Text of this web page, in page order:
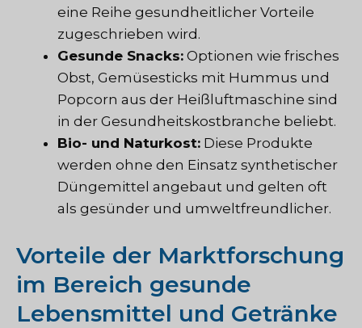
eine Reihe gesundheitlicher Vorteile
zugeschrieben wird.
Gesunde Snacks: Optionen wie frisches
Obst, Gemüsesticks mit Hummus und
Popcorn aus der Heißluftmaschine sind
in der Gesundheitskostbranche beliebt.
Bio- und Naturkost: Diese Produkte
werden ohne den Einsatz synthetischer
Düngemittel angebaut und gelten oft
als gesünder und umweltfreundlicher.
Vorteile der Marktforschung
im Bereich gesunde
Lebensmittel und Getränke